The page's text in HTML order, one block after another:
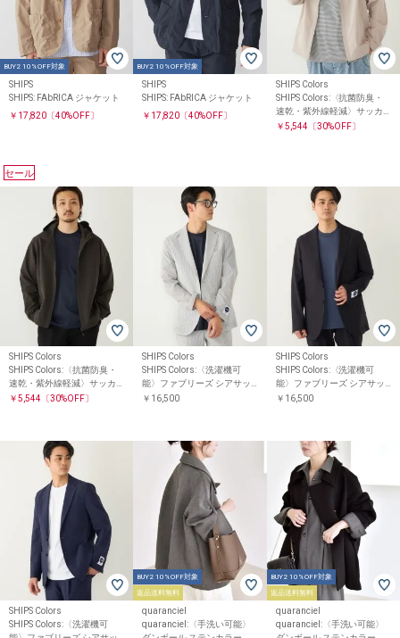
BUY2 10%OFF対象
SHIPS
SHIPS: FAbRICA ジャケット
￥17,820〔40%OFF〕
BUY2 10%OFF対象
SHIPS
SHIPS: FAbRICA ジャケット
￥17,820 〔40%OFF〕
SHIPS Colors
SHIPS Colors:〈抗菌防臭・
速乾・紫外線軽減〉サッカ
ー ジップ パーカー◇
￥5,544 〔30%OFF〕
セール
SHIPS Colors
SHIPS Colors:〈抗菌防臭・
速乾・紫外線軽減〉サッカ
ー ジップ パーカー◇
￥5,544 〔30%OFF〕
SHIPS Colors
SHIPS Colors:〈洗濯機可
能〉ファブリーズ シアサッ
カー ジャケット(セットアッ
￥16,500
SHIPS Colors
SHIPS Colors:〈洗濯機可
能〉ファブリーズ シアサッ
カー ジャケット(セットアッ
￥16,500
SHIPS Colors
SHIPS Colors:〈洗濯機可
BUY2 10%OFF対象
返品送料無料
quaranciel
quaranciel:〈手洗い可能〉
BUY2 10%OFF対象
返品送料無料
quaranciel
quaranciel:〈手洗い可能〉